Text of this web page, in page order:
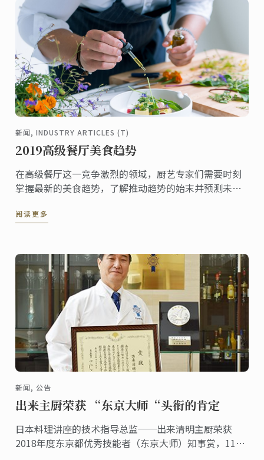
新闻, INDUSTRY ARTICLES (T)
2019高级餐厅美食趋势
在高级餐厅这一竞争激烈的领域，厨艺专家们需要时刻
掌握最新的美食趋势，了解推动趋势的始末并预测未来
阅读更多
新闻, 公告
出来主厨荣获 “东京大师“头衔的肯定
日本料理讲座的技术指导总监──出来清明主厨荣获
2018年度东京都优秀技能者（东京大师）知事赏，11月